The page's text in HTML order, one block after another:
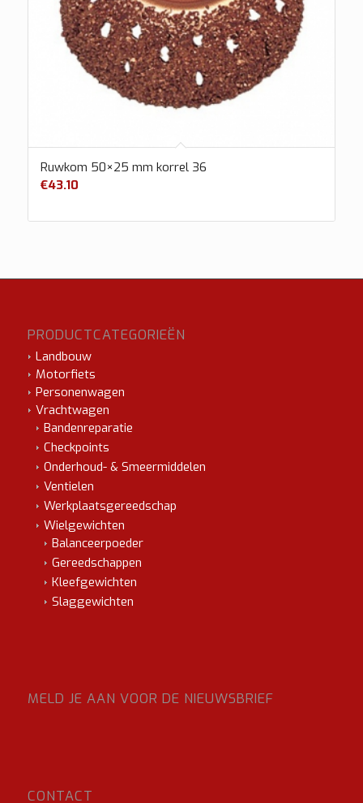
Ruwkom 50×25 mm korrel 36
€43.10
PRODUCTCATEGORIEËN
Landbouw
Motorfiets
Personenwagen
Vrachtwagen
Bandenreparatie
Checkpoints
Onderhoud- & Smeermiddelen
Ventielen
Werkplaatsgereedschap
Wielgewichten
Balanceerpoeder
Gereedschappen
Kleefgewichten
Slaggewichten
MELD JE AAN VOOR DE NIEUWSBRIEF
CONTACT